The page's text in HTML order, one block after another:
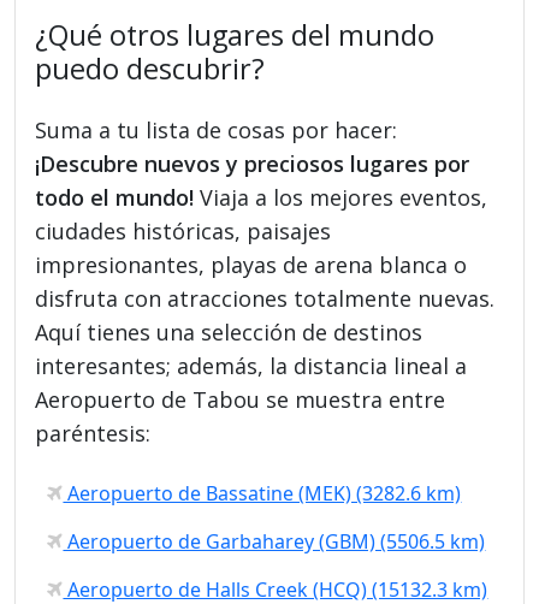
¿Qué otros lugares del mundo
puedo descubrir?
Suma a tu lista de cosas por hacer:
¡Descubre nuevos y preciosos lugares por
todo el mundo! Viaja a los mejores eventos,
ciudades históricas, paisajes
impresionantes, playas de arena blanca o
disfruta con atracciones totalmente nuevas.
Aquí tienes una selección de destinos
interesantes; además, la distancia lineal a
Aeropuerto de Tabou se muestra entre
paréntesis:
Aeropuerto de Bassatine (MEK) (3282.6 km)
Aeropuerto de Garbaharey (GBM) (5506.5 km)
Aeropuerto de Halls Creek (HCQ) (15132.3 km)